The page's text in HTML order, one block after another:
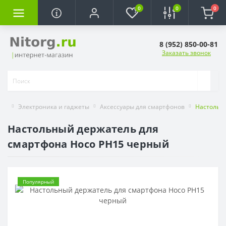
0 0 0
8 (952) 850-00-81
Заказать звонок
Электроника и гаджеты Аксессуары для смартфонов
Настольный держатель для
смартфона Hoco PH15 черный
Популярный